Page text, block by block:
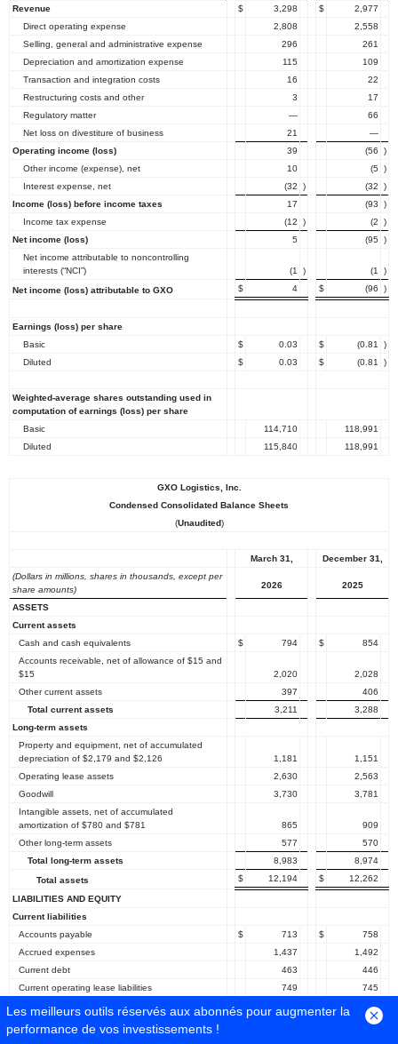
Revenue $ 3,298 $
2,977
Direct operating expense
2,808
2,558
Selling, general and administrative expense
296
261
Depreciation and amortization expense
115
109
Transaction and integration costs
16
22
Restructuring costs and other
3
17
Regulatory matter
—
66
Net loss on divestiture of business
21
—
Operating income (loss)
39 (56
)
Other income (expense), net
10 (5
)
Interest expense, net
(32 ) (32
)
Income (loss) before income taxes
17 (93
)
Income tax expense
(12 ) (2
)
Net income (loss)
5 (95
)
Net income attributable to noncontrolling
interests (“NCI”)
(1 ) (1
)
Net income (loss) attributable to GXO
$ 4 $ (96 )
Earnings (loss) per share
Basic
$ 0.03 $ (0.81
)
Diluted
$ 0.03 $ (0.81 )
Weighted-average shares outstanding used in
computation of earnings (loss) per share
Basic
114,710
118,991
Diluted
115,840 118,991
GXO Logistics, Inc.
Condensed Consolidated Balance Sheets
(Unaudited)
March 31,
December 31,
(Dollars in millions, shares in thousands, except per
share amounts)
2026 2025
ASSETS
Current assets
Cash and cash equivalents
$ 794 $
854
Accounts receivable, net of allowance of $15 and
$15
2,020
2,028
Other current assets
397
406
Total current assets
3,211
3,288
Long-term assets
Property and equipment, net of accumulated
depreciation of $2,179 and $2,126
1,181
1,151
Operating lease assets
2,630
2,563
Goodwill
3,730
3,781
Intangible assets, net of accumulated
amortization of $780 and $781
865
909
Other long-term assets
577
570
Total long-term assets
8,983
8,974
Total assets
$ 12,194 $ 12,262
LIABILITIES AND EQUITY
Current liabilities
Accounts payable
$ 713 $
758
Accrued expenses
1,437
1,492
Current debt
463
446
Current operating lease liabilities
749
745
Other current liabilities
434
Total current liabilities
3,875
Les meilleurs outils réservés aux abonnés pour augmenter la
performance de vos investissements !